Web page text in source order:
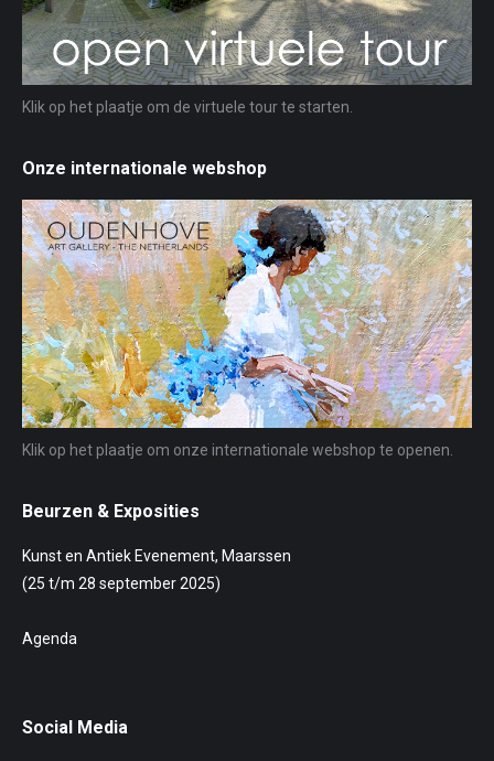
Klik op het plaatje om de virtuele tour te starten.
Onze internationale webshop
Klik op het plaatje om onze internationale webshop te openen.
Beurzen & Exposities
Kunst en Antiek Evenement, Maarssen
(25 t/m 28 september 2025)
Agenda
Social Media